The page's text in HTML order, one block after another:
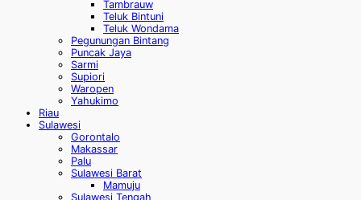
Tambrauw
Teluk Bintuni
Teluk Wondama
Pegunungan Bintang
Puncak Jaya
Sarmi
Supiori
Waropen
Yahukimo
Riau
Sulawesi
Gorontalo
Makassar
Palu
Sulawesi Barat
Mamuju
Sulawesi Tengah